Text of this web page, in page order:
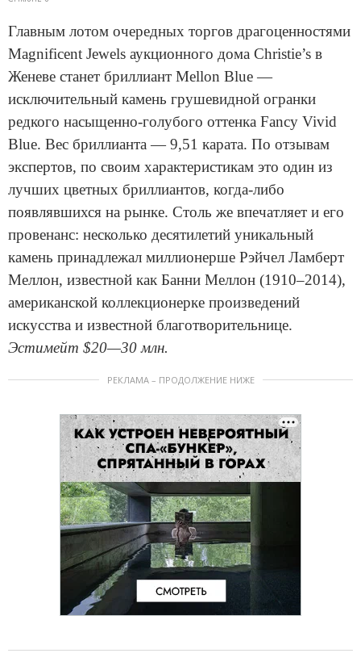
Главным лотом очередных торгов драгоценностями
Magnificent Jewels аукционного дома Christie’s в
Женеве станет бриллиант Mellon Blue —
исключительный камень грушевидной огранки
редкого насыщенно-голубого оттенка Fancy Vivid
Blue. Вес бриллианта — 9,51 карата. По отзывам
экспертов, по своим характеристикам это один из
лучших цветных бриллиантов, когда-либо
появлявшихся на рынке. Столь же впечатляет и его
провенанс: несколько десятилетий уникальный
камень принадлежал миллионерше Рэйчел Ламберт
Меллон, известной как Банни Меллон (1910–2014),
американской коллекционерке произведений
искусства и известной благотворительнице.
Эстимейт $20—30 млн.
РЕКЛАМА – ПРОДОЛЖЕНИЕ НИЖЕ